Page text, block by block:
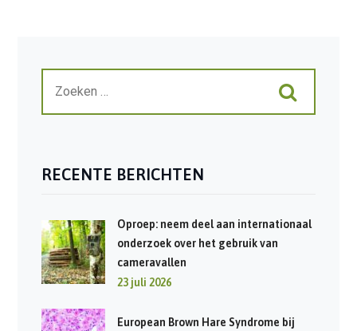
RECENTE BERICHTEN
Oproep: neem deel aan internationaal
onderzoek over het gebruik van
cameravallen
23 juli 2026
European Brown Hare Syndrome bij